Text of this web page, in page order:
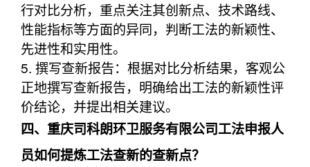
行对比分析，重点关注其创新点、技术路线、
性能指标等方面的异同，判断工法的新颖性、
先进性和实用性。
5. 撰写查新报告：根据对比分析结果，客观公
正地撰写查新报告，明确给出工法的新颖性评
价结论，并提出相关建议。
四、重庆司科朗环卫服务有限公司工法申报人
员如何提炼工法查新的查新点？